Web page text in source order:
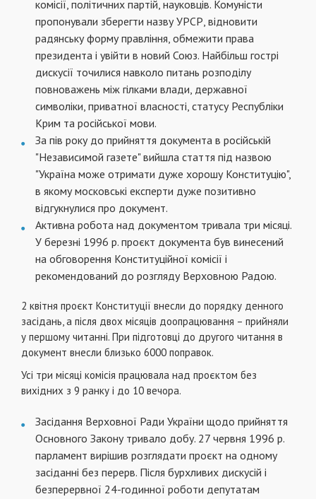
комісії, політичних партій, науковців. Комуністи
пропонували зберегти назву УРСР, відновити
радянську форму правління, обмежити права
президента і увійти в новий Союз. Найбільш гострі
дискусії точилися навколо питань розподілу
повноважень між гілками влади, державної
символіки, приватної власності, статусу Республіки
Крим та російської мови.
За пів року до прийняття документа в російській
"Независимой газете" вийшла стаття під назвою
"Україна може отримати дуже хорошу Конституцію",
в якому московські експерти дуже позитивно
відгукнулися про документ.
Активна робота над документом тривала три місяці.
У березні 1996 р. проєкт документа був винесений
на обговорення Конституційної комісії і
рекомендований до розгляду Верховною Радою.
2 квітня проєкт Конституції внесли до порядку денного
засідань, а після двох місяців доопрацювання – прийняли
у першому читанні. При підготовці до другого читання в
документ внесли близько 6000 поправок.
Усі три місяці комісія працювала над проєктом без
вихідних з 9 ранку і до 10 вечора.
Засідання Верховної Ради України щодо прийняття
Основного Закону тривало добу. 27 червня 1996 р.
парламент вирішив розглядати проєкт на одному
засіданні без перерв. Після бурхливих дискусій і
безперервної 24-годинної роботи депутатам